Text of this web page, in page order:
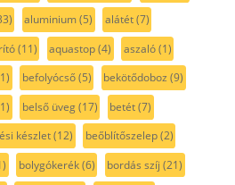
aluminium(5) alátét(7)
(11) aquastop(4) aszaló(1)
befolyócső(5) bekötődoboz (9)
belső üveg(17) betét(7)
készlet(12) beőblítőszelep(2)
bolygókerék(6) bordás szíj (21)